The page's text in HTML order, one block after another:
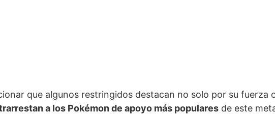
que algunos restringidos destacan no solo por su
a los Pokémon de apoyo más populares de este